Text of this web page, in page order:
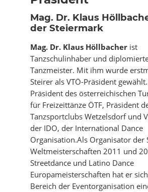
Mag. Dr. Klaus
der Steiermark
Mag. Dr. Klaus Höllbacher ist
Tanzschulinhaber und
Tanzmeister. Mit ihm wurde
Steirer als VTÖ-Präsident
Präsident des österreichischen
für Freizeittänze ÖTF, Präsident
Tanzsportclubs Wetzelsdorf und
der IDO, der International Dance
Organisation.Als Organisator der
Weltmeisterschaften 2011 und
Streetdance und Latino Dance
Europameisterschaften hat er
Bereich der Eventorganisation